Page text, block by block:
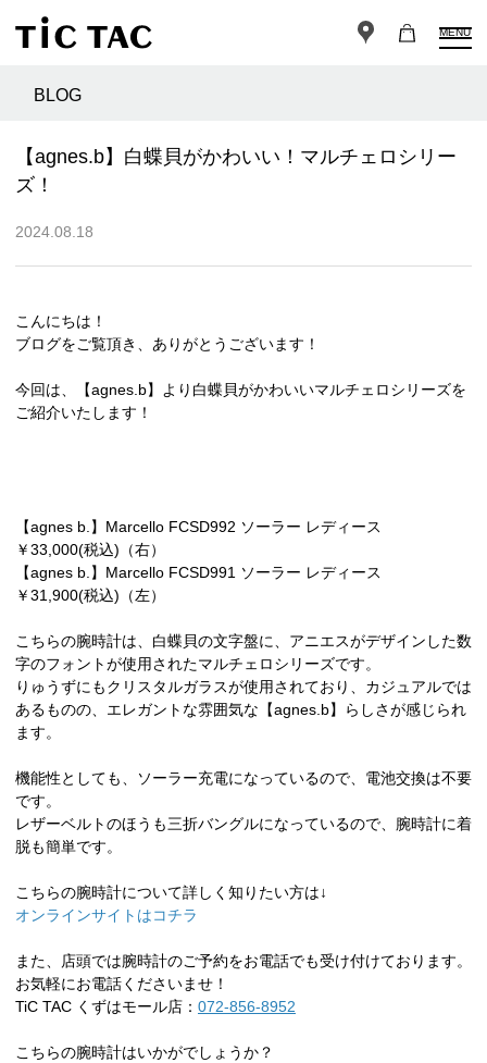
MENU
BLOG
【agnes.b】白蝶貝がかわいい！マルチェロシリー
ズ！
2024.08.18
こんにちは！
ブログをご覧頂き、ありがとうございます！
今回は、【agnes.b】より白蝶貝がかわいいマルチェロシリーズを
ご紹介いたします！
【agnes b.】Marcello FCSD992 ソーラー レディース
￥33,000(税込)（右）
【agnes b.】Marcello FCSD991 ソーラー レディース
￥31,900(税込)（左）
こちらの腕時計は、白蝶貝の文字盤に、アニエスがデザインした数
字のフォントが使用されたマルチェロシリーズです。
りゅうずにもクリスタルガラスが使用されており、カジュアルでは
あるものの、エレガントな雰囲気な【agnes.b】らしさが感じられ
ます。
機能性としても、ソーラー充電になっているので、電池交換は不要
です。
レザーベルトのほうも三折バングルになっているので、腕時計に着
脱も簡単です。
こちらの腕時計について詳しく知りたい方は↓
オンラインサイトはコチラ
また、店頭では腕時計のご予約をお電話でも受け付けております。
お気軽にお電話くださいませ！
TiC TAC くずはモール店： 072-856-8952
こちらの腕時計はいかがでしょうか？